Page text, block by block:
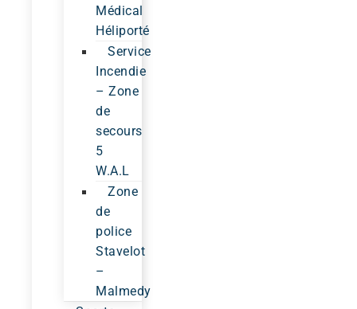
Médical
Héliporté
Service
Incendie
– Zone
de
secours
5
W.A.L
Zone
de
police
Stavelot
–
Malmedy